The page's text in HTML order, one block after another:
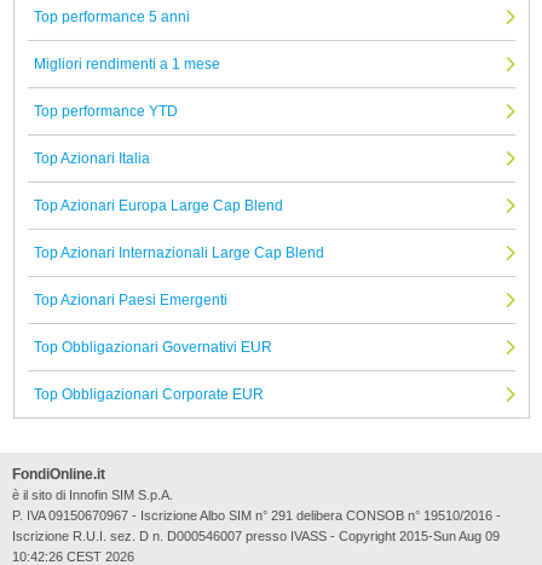
Top performance 5 anni
Migliori rendimenti a 1 mese
Top performance YTD
Top Azionari Italia
Top Azionari Europa Large Cap Blend
Top Azionari Internazionali Large Cap Blend
Top Azionari Paesi Emergenti
Top Obbligazionari Governativi EUR
Top Obbligazionari Corporate EUR
FondiOnline.it
è il sito di Innofin SIM S.p.A.
P. IVA 09150670967 - Iscrizione Albo SIM n° 291 delibera CONSOB n° 19510/2016 -
Iscrizione R.U.I. sez. D n. D000546007 presso IVASS - Copyright 2015-Sun Aug 09
10:42:26 CEST 2026